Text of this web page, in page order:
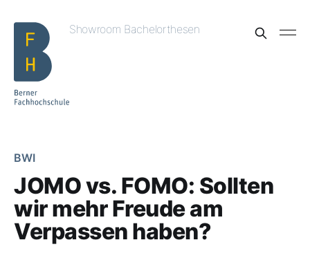
Showroom Bachelorthesen
BWI
JOMO vs. FOMO: Sollten
wir mehr Freude am
Verpassen haben?